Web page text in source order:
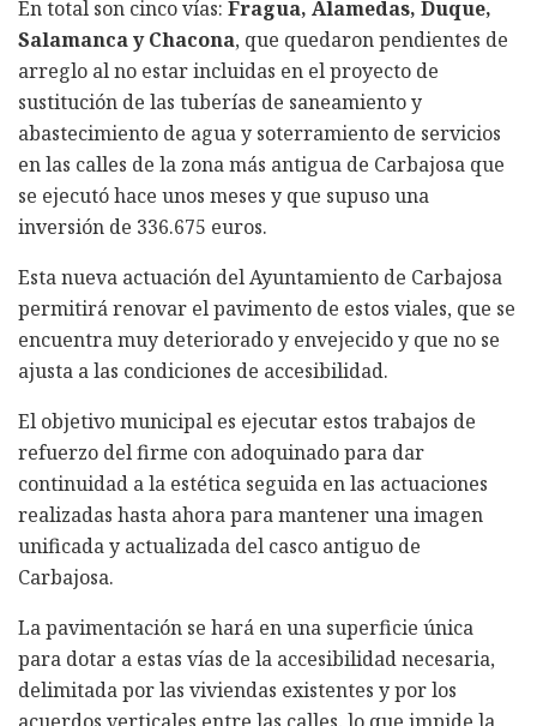
En total son cinco vías: Fragua, Alamedas, Duque,
Salamanca y Chacona, que quedaron pendientes de
arreglo al no estar incluidas en el proyecto de
sustitución de las tuberías de saneamiento y
abastecimiento de agua y soterramiento de servicios
en las calles de la zona más antigua de Carbajosa que
se ejecutó hace unos meses y que supuso una
inversión de 336.675 euros.
Esta nueva actuación del Ayuntamiento de Carbajosa
permitirá renovar el pavimento de estos viales, que se
encuentra muy deteriorado y envejecido y que no se
ajusta a las condiciones de accesibilidad.
El objetivo municipal es ejecutar estos trabajos de
refuerzo del firme con adoquinado para dar
continuidad a la estética seguida en las actuaciones
realizadas hasta ahora para mantener una imagen
unificada y actualizada del casco antiguo de
Carbajosa.
La pavimentación se hará en una superficie única
para dotar a estas vías de la accesibilidad necesaria,
delimitada por las viviendas existentes y por los